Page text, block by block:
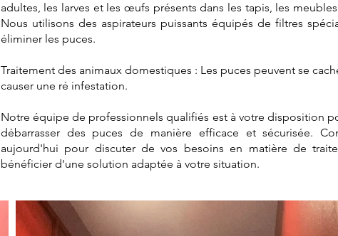
adultes, les larves et les œufs présents dans les tapis, les
Nous utilisons des aspirateurs puissants équipés de filtres
éliminer les puces.
Traitement des animaux domestiques : Les puces peuvent se
causer une ré infestation.
Notre équipe de professionnels qualifiés est à votre disposition
débarrasser des puces de manière efficace et sécurisée.
aujourd'hui pour discuter de vos besoins en matière de
bénéficier d'une solution adaptée à votre situation.